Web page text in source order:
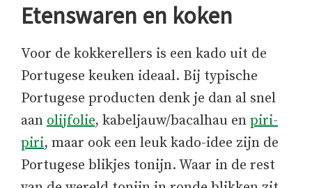
Etenswaren en koken
Voor de kokkerellers is een kado uit de
Portugese keuken ideaal. Bij typische
Portugese producten denk je dan al snel
aan olijfolie, kabeljauw/bacalhau en piri-
piri, maar ook een leuk kado-idee zijn de
Portugese blikjes tonijn. Waar in de rest